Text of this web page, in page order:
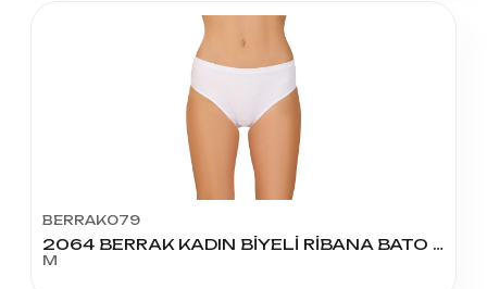
BERRAK079
2064 BERRAK KADIN BİYELİ RİBANA BATO KÜLOT M BEDEN
M